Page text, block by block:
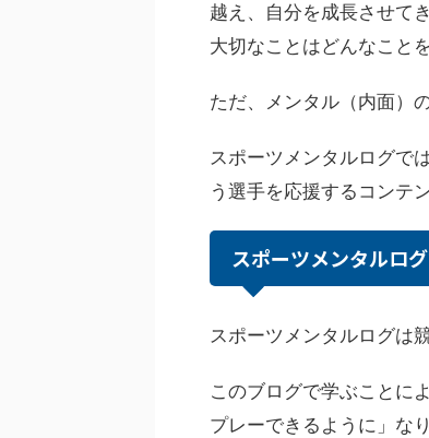
越え、自分を成長させて
大切なことはどんなこと
ただ、 メンタル（内面）
スポーツメンタルログで
う選手を応援するコンテ
スポーツメンタルロ
スポーツメンタルログは
このブログで学ぶことに
プレーできるように」 な